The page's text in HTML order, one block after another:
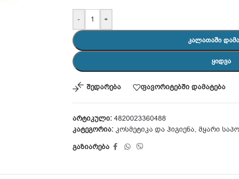
- +
ᲙᲐᲚᲐᲗᲐᲨᲘ
ᲧᲘᲓᲕᲐ
შედარება ფავორიტებში დამატება
არტიკული: 4820023360488
კატეგორია: კოსმეტიკა და ჰიგიენა, მყარი
გაზიარება